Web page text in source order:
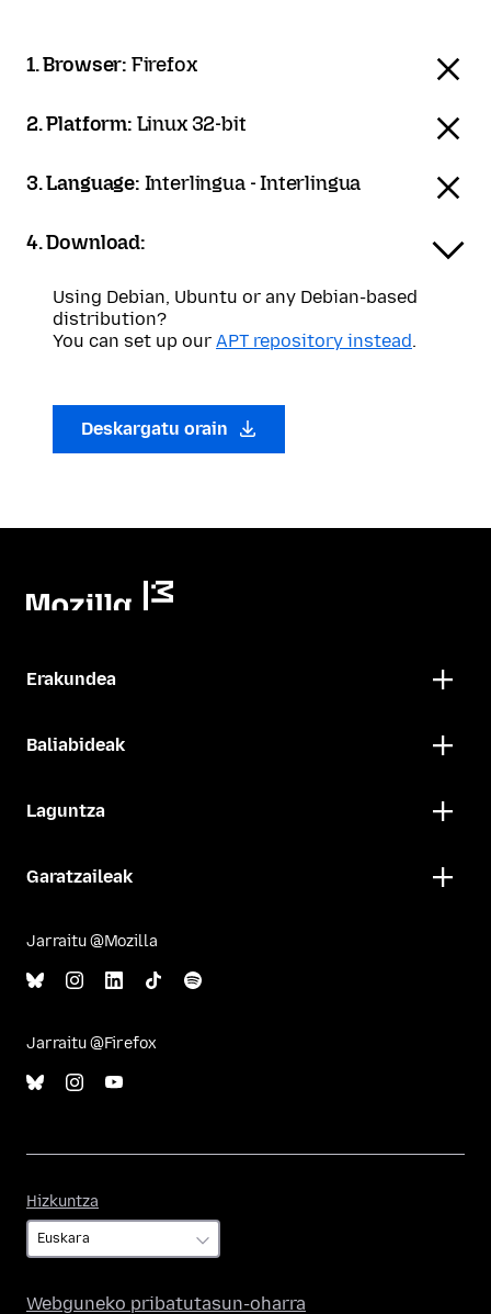
1. Browser: Firefox
2. Platform: Linux 32-bit
3. Language: Interlingua - Interlingua
4. Download:
Using Debian, Ubuntu or any Debian-based
distribution?
You can set up our APT repository instead.
Deskargatu orain
Erakundea
Baliabideak
Laguntza
Garatzaileak
Jarraitu @Mozilla
Jarraitu @Firefox
Hizkuntza
Webguneko pribatutasun-oharra